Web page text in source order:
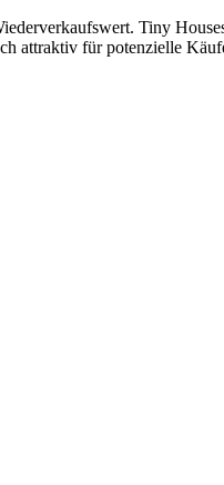
Tiny
attraktiv für potenzielle